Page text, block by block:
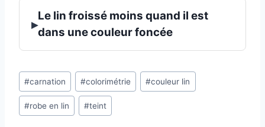
▸
Le lin froissé moins quand il est
dans une couleur foncée
Étiquettes
de
la
#carnation #colorimétrie #couleur lin
#robe en lin #teint